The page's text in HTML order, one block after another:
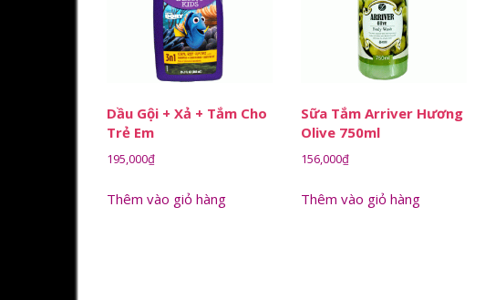
Dầu Gội + Xả + Tắm Cho
Trẻ Em
195,000₫
Thêm vào giỏ hàng
Sữa Tắm Arriver Hương
Olive 750ml
156,000₫
Thêm vào giỏ hàng